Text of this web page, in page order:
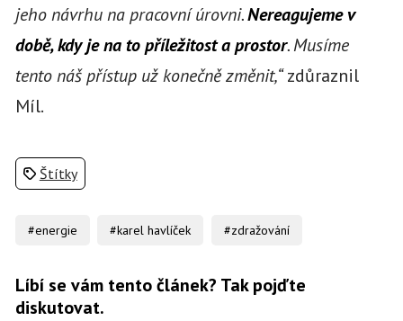
jeho návrhu na pracovní úrovni.Nereagujeme v
době, kdy je na to příležitost a prostor. Musíme
tento náš přístup už konečně změnit,“zdůraznil
Míl.
Štítky
#energie #karel havlíček #zdražování
Líbí se vám tento článek? Tak pojďte
diskutovat.